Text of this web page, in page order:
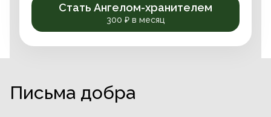
Стать Ангелом-хранителем
300 ₽ в месяц
Письма добра